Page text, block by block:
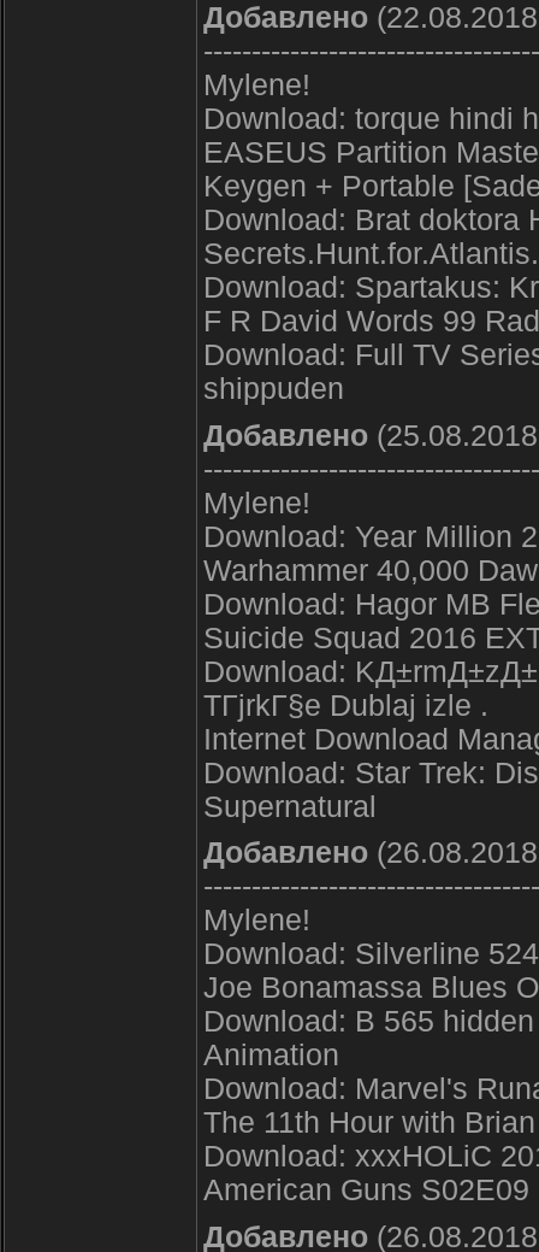
Добавлено
Mylene!
Download: torque hindi
EASEUS Partition
Keygen + Portable
Download: Brat doktora
Download: Spartakus:
F R David Words 99
Download: Full TV
shippuden
Добавлено
Mylene!
Download: Year Million
Warhammer 40,000
Download: Hagor MB
Suicide Squad 2016
Download:
TГјrkГ§e Dublaj izle .
Internet Download
Download: Star Trek:
Supernatural
Добавлено
Mylene!
Download: Silverline
Joe Bonamassa Blues
Download: В 565
Animation
Download: Marvel's
The 11th Hour with
Download: xxxHOLiC
American Guns
Добавлено